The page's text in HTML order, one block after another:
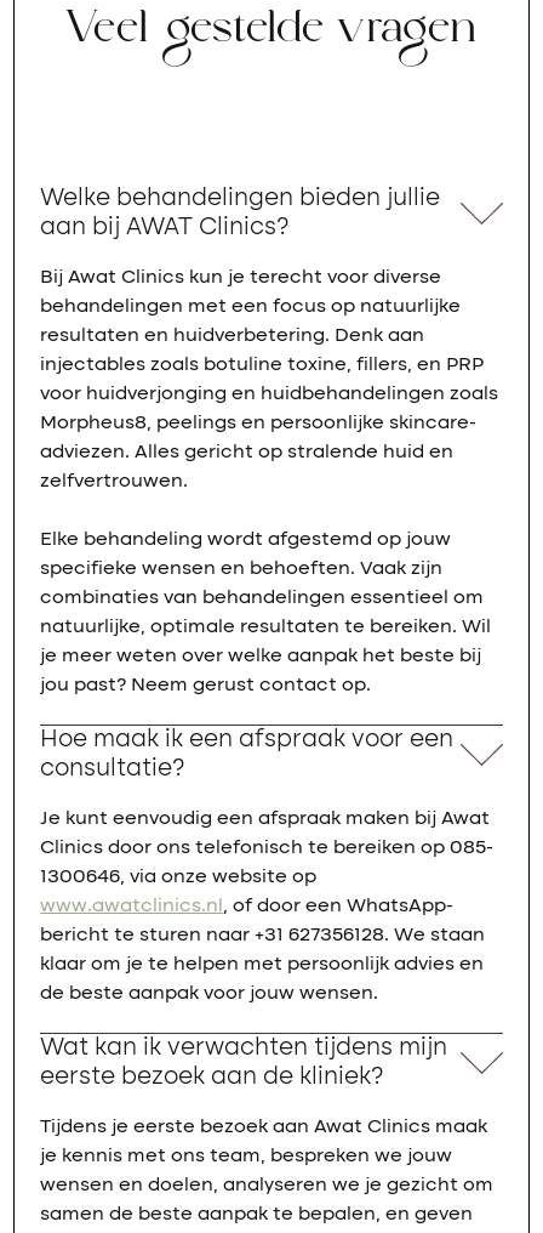
Veel gestelde vragen
Welke behandelingen bieden jullie
aan bij AWAT Clinics?
Bij Awat Clinics kun je terecht voor diverse
behandelingen met een focus op natuurlijke
resultaten en huidverbetering. Denk aan
injectables zoals botuline toxine, fillers, en PRP
voor huidverjonging en huidbehandelingen zoals
Morpheus8, peelings en persoonlijke skincare-
adviezen. Alles gericht op stralende huid en
zelfvertrouwen.
Elke behandeling wordt afgestemd op jouw
specifieke wensen en behoeften. Vaak zijn
combinaties van behandelingen essentieel om
natuurlijke, optimale resultaten te bereiken. Wil
je meer weten over welke aanpak het beste bij
jou past? Neem gerust contact op.
Hoe maak ik een afspraak voor een
consultatie?
Je kunt eenvoudig een afspraak maken bij Awat
Clinics door ons telefonisch te bereiken op 085-
1300646, via onze website op
www.awatclinics.nl , of door een WhatsApp-
bericht te sturen naar +31 627356128. We staan
klaar om je te helpen met persoonlijk advies en
de beste aanpak voor jouw wensen.
Wat kan ik verwachten tijdens mijn
eerste bezoek aan de kliniek?
Tijdens je eerste bezoek aan Awat Clinics maak
je kennis met ons team, bespreken we jouw
wensen en doelen, analyseren we je gezicht om
samen de beste aanpak te bepalen, en geven